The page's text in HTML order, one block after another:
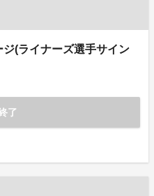
(ライナーズ選手サイン
了